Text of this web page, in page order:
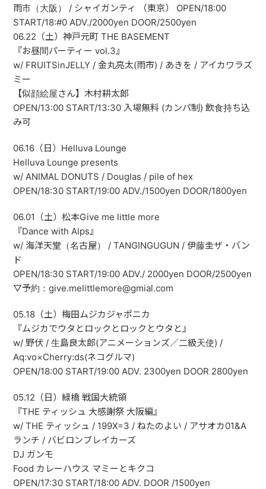
雨市（大阪） / シャイガンティ （東京） OPEN/18:00
START/18:#0 ADV./2000yen DOOR/2500yen
06.22（土）神戸元町 THE BASEMENT
『お昼間パーティー vol.3』
w/ FRUITSinJELLY / 金丸亮太(雨市) / あきを / アイカワラズ
ミー
【似顔絵屋さん】木村耕太郎
OPEN/13:00 START/13:30 入場無料 (カンパ制) 飲食持ち込
み可
06.16（日）Helluva Lounge
Helluva Lounge presents
w/ ANIMAL DONUTS / Douglas / pile of hex
OPEN/18:30 START/19:00 ADV./1500yen DOOR/1800yen
06.01（土）松本Give me little more
『Dance with Alps』
w/ 海洋天堂（名古屋） / TANGINGUGUN / 伊藤圭ザ・バン
ド
OPEN/18:30 START/19:00 ADV./ 2000yen DOOR/2500yen
▽予約：give.melittlemore@gmial.com
05.18（土）梅田ムジカジャポニカ
『ムジカでウタとロックとロックとウタと』
w/ 野伏 / 生島良太郎(アニメーションズ／二級天使) /
Aq:vo×Cherry:ds(ネコグルマ)
OPEN/18:00 START/19:00 ADV. 2300yen DOOR 2800yen
05.12（日）緑橋 戦国大統領
『THE ティッシュ 大感謝祭 大阪編』
w/ THE ティッシュ / 199X=3 / ねたのよい / アサオカ01&A
ランチ / バビロンブレイカーズ
DJ ガンモ
Food カレーハウス マミーとキクコ
OPEN/17:30 START/18:00 ADV. DOOR /1500yen